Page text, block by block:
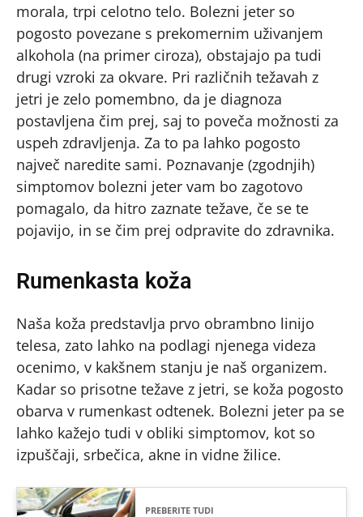
morala, trpi celotno telo. Bolezni jeter so
pogosto povezane s prekomernim uživanjem
alkohola (na primer ciroza), obstajajo pa tudi
drugi vzroki za okvare. Pri različnih težavah z
jetri je zelo pomembno, da je diagnoza
postavljena čim prej, saj to poveča možnosti za
uspeh zdravljenja. Za to pa lahko pogosto
največ naredite sami. Poznavanje (zgodnjih)
simptomov bolezni jeter vam bo zagotovo
pomagalo, da hitro zaznate težave, če se te
pojavijo, in se čim prej odpravite do zdravnika.
Rumenkasta koža
Naša koža predstavlja prvo obrambno linijo
telesa, zato lahko na podlagi njenega videza
ocenimo, v kakšnem stanju je naš organizem.
Kadar so prisotne težave z jetri, se koža pogosto
obarva v rumenkast odtenek. Bolezni jeter pa se
lahko kažejo tudi v obliki simptomov, kot so
izpuščaji, srbečica, akne in vidne žilice.
PREBERITE TUDI